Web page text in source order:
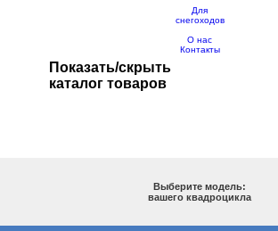
Для
снегоходов
О нас
Контакты
Показать/скрыть
каталог товаров
Выберите модель:
вашего квадроцикла